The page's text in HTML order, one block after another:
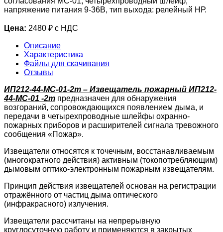
напряжение питания 9-36В, тип выхода: релейный НР.
Цена: 2480 ₽ с НДС
Описание
Характеристика
Файлы для скачивания
Отзывы
ИП212-44-МС-01-2m – Извещатель пожарный ИП212-
44-МС-01 -2m предназначен для обнаружения
возгораний, сопровождающихся появлением дыма, и
передачи в четырехпроводные шлейфы охранно-
пожарных приборов и расширителей сигнала тревожного
сообщения «Пожар».
Извещатели относятся к точечным, восстанавливаемым
(многократного действия) активным (токопотребляющим)
дымовым оптико-электронным пожарным извещателям.
Принцип действия извещателей основан на регистрации
отражённого от частиц дыма оптического
(инфракрасного) излучения.
Извещатели рассчитаны на непрерывную
круглосуточную работу и применяются в закрытых